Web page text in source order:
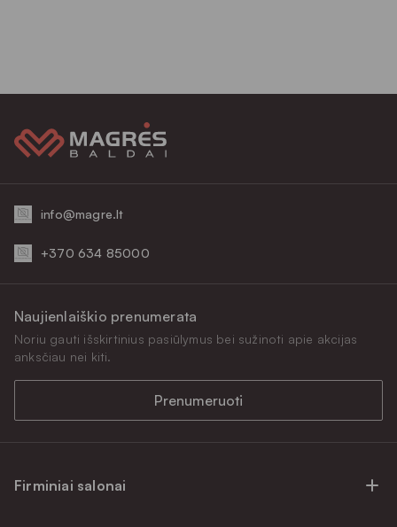
info@magre.lt
+370 634 85000
Firminiai salonai
Naujienlaiškio prenumerata
Noriu gauti išskirtinius pasiūlymus bei sužinoti apie akcijas
anksčiau nei kiti.
Prenumeruoti